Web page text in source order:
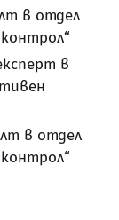
в отдел
в
в отдел